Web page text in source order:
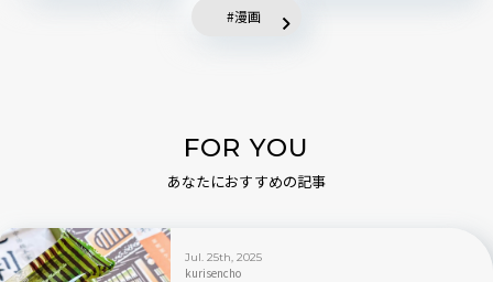
漫画
FOR YOU
あなたにおすすめの記事
Jul. 25th, 2025
kurisencho